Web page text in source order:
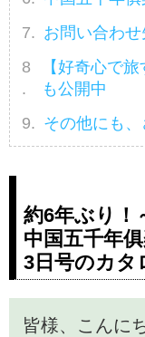
お問い合わせ
【好奇心で
も公開中
その他にも、
～コ
約6年ぶり！
中国五千年
3日号のカタ
皆様、こんに